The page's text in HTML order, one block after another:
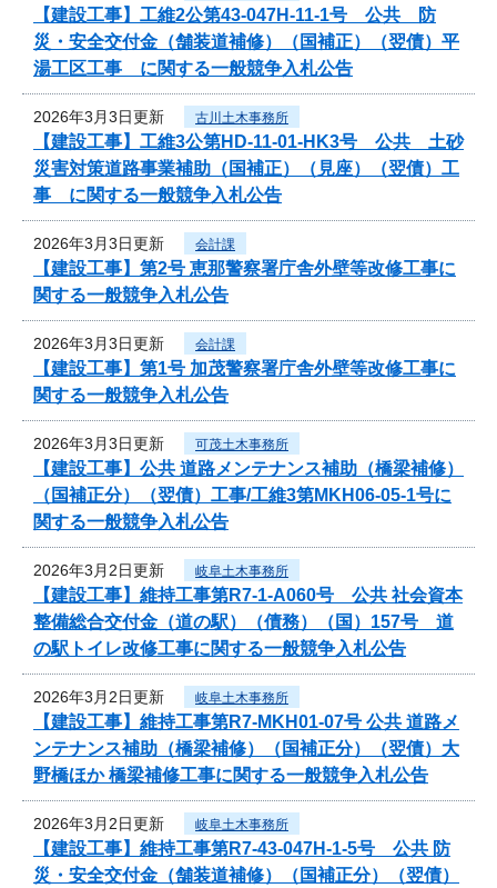
【建設工事】工維2公第43-047H-11-1号 公共 防
災・安全交付金（舗装道補修）（国補正）（翌債）平
湯工区工事 に関する一般競争入札公告
2026年3月3日更新 古川土木事務所
【建設工事】工維3公第HD-11-01-HK3号 公共 土砂
災害対策道路事業補助（国補正）（見座）（翌債）工
事 に関する一般競争入札公告
2026年3月3日更新 会計課
【建設工事】第2号 恵那警察署庁舎外壁等改修工事に
関する一般競争入札公告
2026年3月3日更新 会計課
【建設工事】第1号 加茂警察署庁舎外壁等改修工事に
関する一般競争入札公告
2026年3月3日更新 可茂土木事務所
【建設工事】公共 道路メンテナンス補助（橋梁補修）
（国補正分）（翌債）工事/工維3第MKH06-05-1号に
関する一般競争入札公告
2026年3月2日更新 岐阜土木事務所
【建設工事】維持工事第R7-1-A060号 公共 社会資本
整備総合交付金（道の駅）（債務）（国）157号 道
の駅トイレ改修工事に関する一般競争入札公告
2026年3月2日更新 岐阜土木事務所
【建設工事】維持工事第R7-MKH01-07号 公共 道路メ
ンテナンス補助（橋梁補修）（国補正分）（翌債）大
野橋ほか 橋梁補修工事に関する一般競争入札公告
2026年3月2日更新 岐阜土木事務所
【建設工事】維持工事第R7-43-047H-1-5号 公共 防
災・安全交付金（舗装道補修）（国補正分）（翌債）